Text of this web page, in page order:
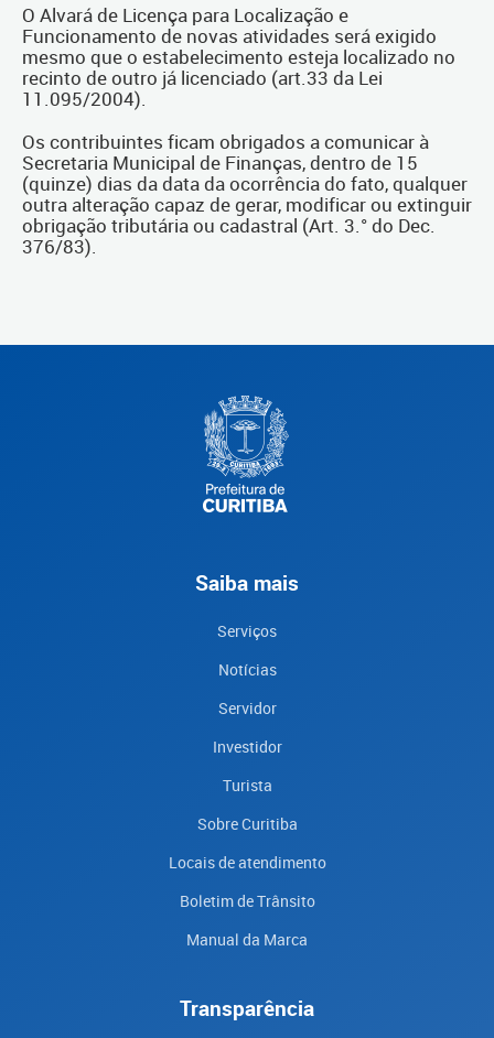
O Alvará de Licença para Localização e
Funcionamento de novas atividades será exigido
mesmo que o estabelecimento esteja localizado no
recinto de outro já licenciado (art.33 da Lei
11.095/2004).
Os contribuintes ficam obrigados a comunicar à
Secretaria Municipal de Finanças, dentro de 15
(quinze) dias da data da ocorrência do fato, qualquer
outra alteração capaz de gerar, modificar ou extinguir
obrigação tributária ou cadastral (Art. 3.° do Dec.
376/83).
Saiba mais
Serviços
Notícias
Servidor
Investidor
Turista
Sobre Curitiba
Locais de atendimento
Boletim de Trânsito
Manual da Marca
Transparência